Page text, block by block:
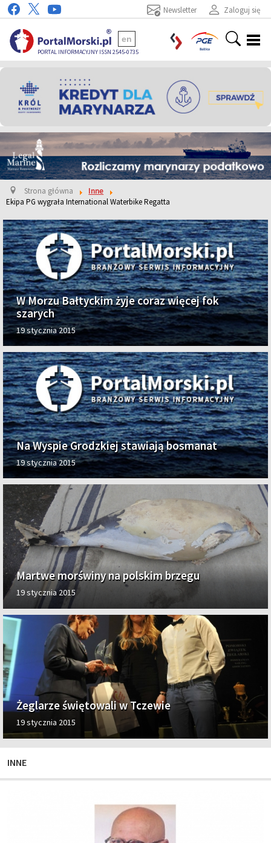
Zaloguj się
Newsletter
PORTAL INFORMACYJNY ISSN 2545-0735
en
Strona główna
Inne
Ekipa PG wygrała International Waterbike Regatta
W Morzu Bałtyckim żyje coraz więcej fok
szarych
19 stycznia 2015
Na Wyspie Grodzkiej stawiają bosmanat
19 stycznia 2015
Martwe morświny na polskim brzegu
19 stycznia 2015
Żeglarze świętowali w Tczewie
19 stycznia 2015
INNE